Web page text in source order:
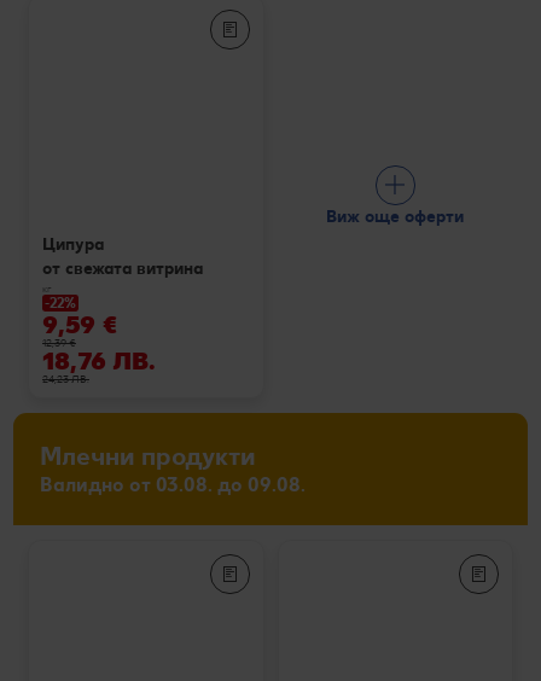
Ципура
от свежата витрина
кг
-22%
9,59 €
12,39 €
18,76 ЛВ.
24,23 ЛВ.
Виж още оферти
Млечни продукти
Валидно от 03.08. до 09.08.